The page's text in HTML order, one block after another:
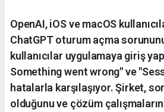
OpenAI, iOS ve macOS
ChatGPT oturum açma
kullanıcılar uygulamaya giriş
Something went wrong" ve
hatalarla karşılaşıyor. Şirket,
olduğunu ve çözüm